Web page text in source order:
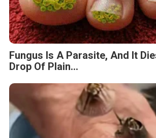
Fungus Is A Parasite, And It
Drop Of Plain...